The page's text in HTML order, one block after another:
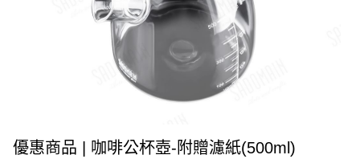
優惠商品 | 咖啡公杯壺-附贈濾紙(500ml)